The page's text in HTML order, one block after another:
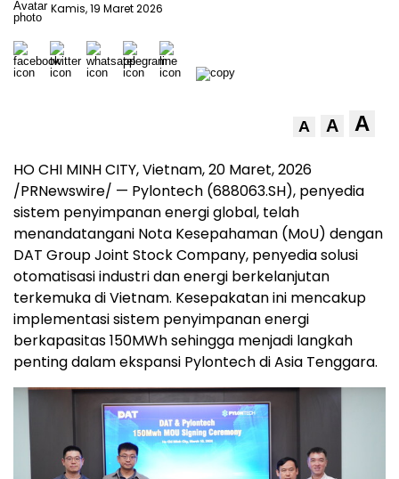
Kamis, 19 Maret 2026
A A A
HO CHI MINH CITY, Vietnam,20 Maret, 2026
/PRNewswire/ — Pylontech (688063.SH), penyedia
sistem penyimpanan energi global, telah
menandatangani Nota Kesepahaman (MoU) dengan
DAT Group Joint Stock Company, penyedia solusi
otomatisasi industri dan energi berkelanjutan
terkemuka di Vietnam. Kesepakatan ini mencakup
implementasi sistem penyimpanan energi
berkapasitas 150MWh sehingga menjadi langkah
penting dalam ekspansi Pylontech di Asia Tenggara.